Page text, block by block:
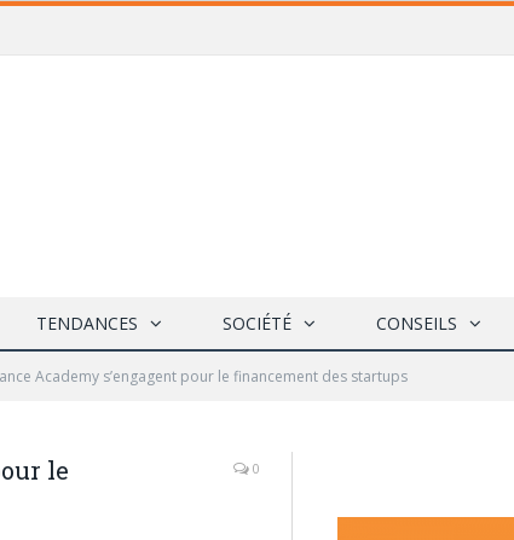
TENDANCES SOCIÉTÉ CONSEILS
Academy s’engagent pour le financement des startups
le
0